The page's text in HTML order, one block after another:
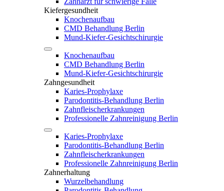
Kiefergesundheit
Knochenaufbau
CMD Behandlung Berlin
Mund-Kiefer-Gesichtschirurgie
Knochenaufbau
CMD Behandlung Berlin
Mund-Kiefer-Gesichtschirurgie
Zahngesundheit
Karies-Prophylaxe
Parodontitis-Behandlung Berlin
Zahnfleischerkrankungen
Professionelle Zahnreinigung Berlin
Karies-Prophylaxe
Parodontitis-Behandlung Berlin
Zahnfleischerkrankungen
Professionelle Zahnreinigung Berlin
Zahnerhaltung
Wurzelbehandlung